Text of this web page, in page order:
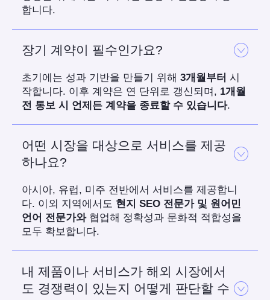
합니다.
장기 계약이 필수인가요?
초기에는 성과 기반을 만들기 위해 3개월부터 시
작합니다. 이후 계약은 연 단위로 갱신되며, 1개월
전 통보 시 언제든 계약을 종료할 수 있습니다.
어떤 시장을 대상으로 서비스를 제공
하나요?
아시아, 유럽, 미주 전반에서 서비스를 제공합니
다. 이외 지역에서도 현지 SEO 전문가 및 원어민
언어 전문가와협업해 정확성과 문화적 적합성을
모두 확보합니다.
내 제품이나 서비스가 해외 시장에서
도 경쟁력이 있는지 어떻게 판단할 수